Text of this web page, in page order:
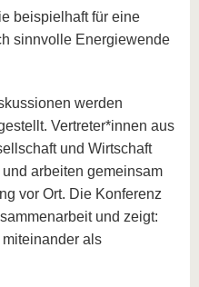
beispielhaft für eine
sinnvolle Energiewende
werden
Vertreter*innen aus
und Wirtschaft
arbeiten gemeinsam
vor Ort. Die Konferenz
und zeigt:
als